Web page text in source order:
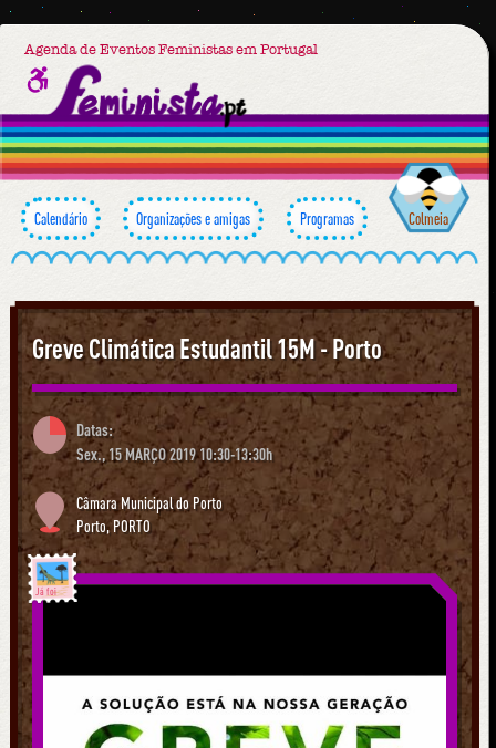
Agenda de Eventos Feministas em Portugal
Calendário Organizações e amigas Programas Colmeia
Greve Climática Estudantil 15M - Porto
Datas:
Sex., 15 MARÇO 2019 10:30-13:30h
Câmara Municipal do Porto
Porto,PORTO
Já foi